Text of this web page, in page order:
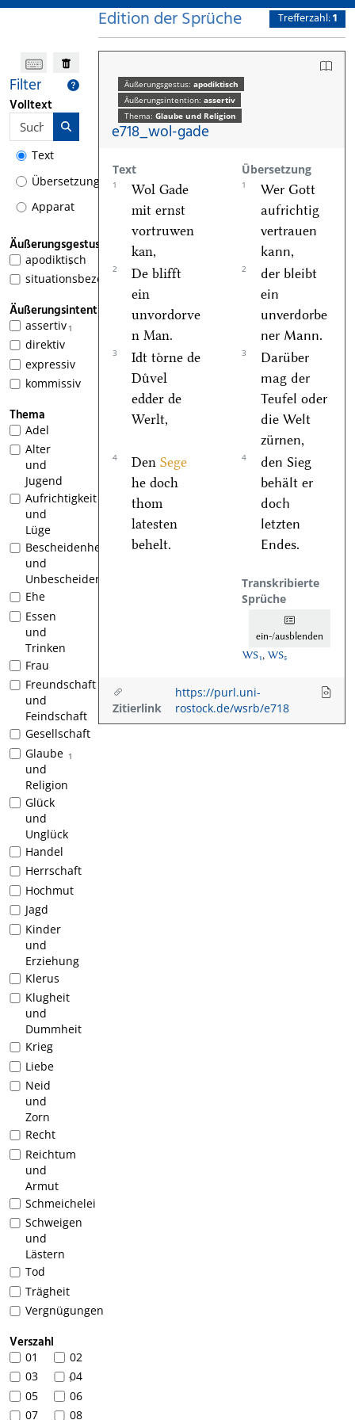
Filter
Volltext
Text
Übersetzung
Apparat
Äußerungsgestus
1
apodiktisch
situationsbezogen
Äußerungsintention
1
assertiv
direktiv
expressiv
kommissiv
Thema
Adel
Alter
und
Jugend
Aufrichtigkeit
und
Lüge
Bescheidenheit
und
Unbescheidenheit
Ehe
Essen
und
Trinken
Frau
Freundschaft
und
Feindschaft
Gesellschaft
1
Glaube
und
Religion
Glück
und
Unglück
Handel
Herrschaft
Hochmut
Jagd
Kinder
und
Erziehung
Klerus
Klugheit
und
Dummheit
Krieg
Liebe
Neid
und
Zorn
Recht
Reichtum
und
Armut
Schmeichelei
Schweigen
und
Lästern
Tod
Trägheit
Vergnügungen
Verszahl
01
02
03
104
05
06
07
08
Edition der Sprüche Trefferzahl:1
Äußerungsgestus: apodiktisch
Äußerungsintention: assertiv
Thema: Glaube und Religion
e718_wol-gade
Text Übersetzung
1
Wol Gade
mit ernst
vortruwen
kan,
1
Wer Gott
aufrichtig
vertrauen
kann,
2
De blifft
ein
unvordorve
n Man.
2
der bleibt
ein
unverdorbe
ner Mann.
3
Idt toͤrne de
Duͤvel
edder de
Werlt,
3
Darüber
mag der
Teufel oder
die Welt
zürnen,
4 Den Sege
he doch
thom
latesten
behelt.
4
den Sieg
behält er
doch
letzten
Endes.
Transkribierte
Sprüche
ein-/ausblenden
WS₁, WS₅
Zitierlink
https://purl.uni-
rostock.de/wsrb/e718